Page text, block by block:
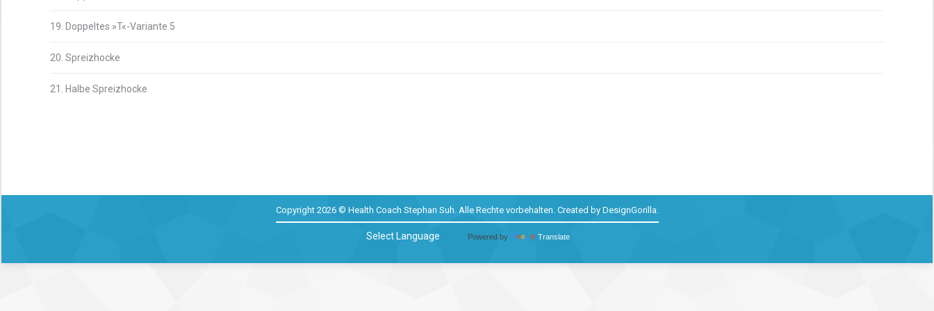
19. Doppeltes »T«-Variante 5
20. Spreizhocke
21. Halbe Spreizhocke
Copyright 2026 © Health Coach Stephan Suh. Alle Rechte vorbehalten. Created by DesignGorilla.
Powered by Translate